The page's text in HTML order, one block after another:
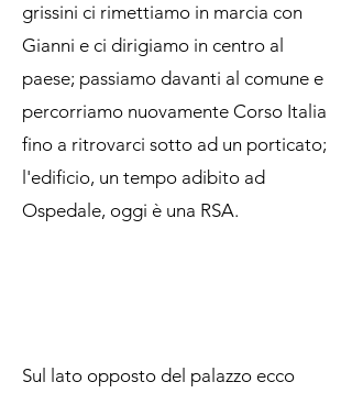
grissini ci rimettiamo in marcia con
Gianni e ci dirigiamo in centro al
paese; passiamo davanti al comune e
percorriamo nuovamente Corso Italia
fino a ritrovarci sotto ad un porticato;
l'edificio, un tempo adibito ad
Ospedale, oggi è una RSA.
Sul lato opposto del palazzo ecco